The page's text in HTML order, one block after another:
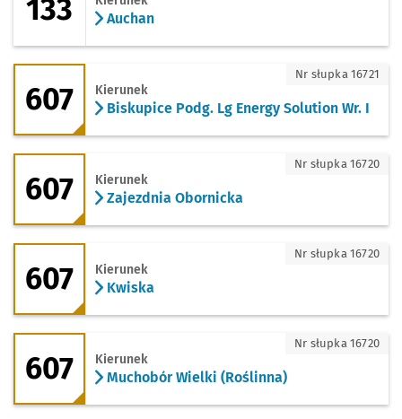
133 Auchan
607 - kierunek Biskupice Podg. Lg
607 Kierunek
Biskupice Podg. Lg Energy Solution Wr. I
Nr słupka 16721
607 - kierunek Zajezdnia Obornicka
607 Kierunek
Zajezdnia Obornicka
Nr słupka 16720
607 - kierunek Kwiska
607 Kierunek
Kwiska
Nr słupka 16720
607 - kierunek Muchobór Wielki
607 Kierunek
Muchobór Wielki (Roślinna)
Nr słupka 16720